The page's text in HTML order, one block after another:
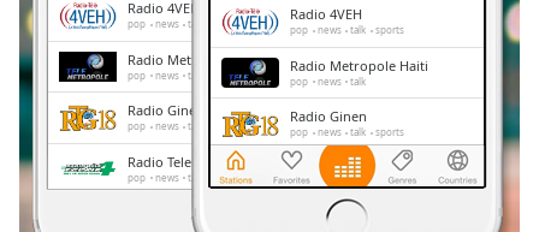
Descriptions
descriptions
off,
selected
subtitles
Radio 4VEH
pop news talk sports
Radio Metropole Haiti
pop news talk
Radio Ginen
pop news talk sports
Radio Tele Eclair
pop news talk
Radio Kiskeya
talk
Radio 4VEH
pop news talk sports
Radio Metropole Haiti
pop news talk
Radio Ginen
pop news talk sports
Radio Tele Eclair
pop news
Radio Kiskeya